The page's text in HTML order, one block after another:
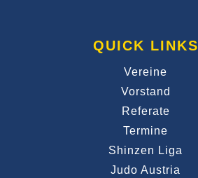
QUICK LINKS
Vereine
Vorstand
Referate
Termine
Shinzen Liga
Judo Austria